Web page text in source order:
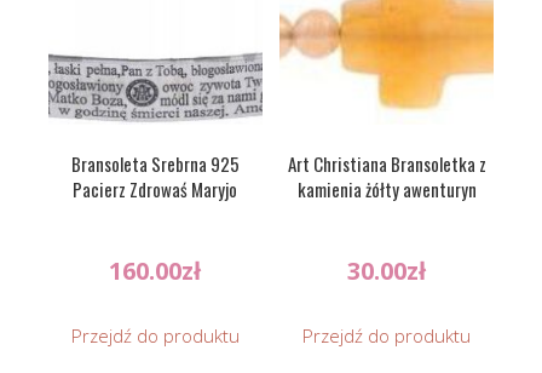
Bransoleta Srebrna 925
Pacierz Zdrowaś Maryjo
160.00zł
Przejdź do produktu
Art Christiana Bransoletka z
kamienia żółty awenturyn
30.00zł
Przejdź do produktu